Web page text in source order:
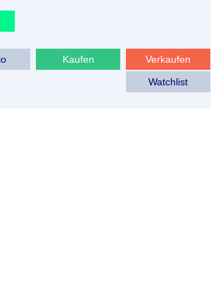
Verkaufen
Kaufen
Watchlist